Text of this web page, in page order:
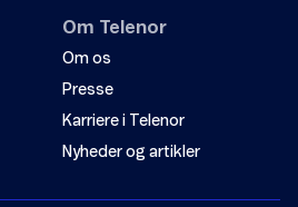
Om Telenor
Om os
Presse
Karriere i Telenor
Nyheder og artikler